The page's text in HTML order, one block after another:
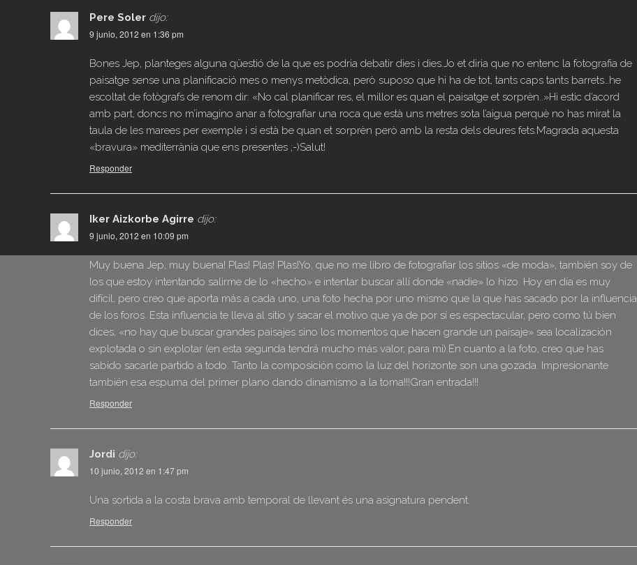
Pere Soler dijo:
9 junio, 2012 en 1:36 pm
Bones Jep, planteges alguna qüestió de la que es podria debatir dies i dies.Jo et diria que no entenc la fotografia de
paisatge sense una planificació mes o menys metòdica, però suposo que hi ha de tot, tants caps tants barrets…he
escoltat de fotògrafs de renom dir: «No cal planificar res, el millor es quan el paisatge et sorprèn..»Hi estic d’acord
amb part, doncs no m’imagino anar a fotografiar una roca que està uns metres sota l’aigua perquè no has mirat la
taula de les marees per exemple i si està be quan et sorprèn però amb la resta dels deures fets.M’agrada aquesta
«bravura» mediterrània que ens presentes ;-)Salut!
Responder
Iker Aizkorbe Agirre dijo:
9 junio, 2012 en 10:09 pm
Muy buena Jep, muy buena! Plas! Plas! Plas!Yo, que no me libro de fotografiar los sitios «de moda», también soy de
los que estoy intentando salirme de lo «hecho» e intentar buscar allí donde «nadie» lo hizo. Hoy en día es muy
difícil, pero creo que aporta más a cada uno, una foto hecha por uno mismo que la que has sacado por la influencia
de los foros. Esta influencia te lleva al sitio y sacar el motivo que ya de por sí es espectacular, pero como tú bien
dices, «no hay que buscar grandes paisajes sino los momentos que hacen grande un paisaje» sea localización
explotada o sin explotar (en esta segunda tendrá mucho más valor, para mi).En cuanto a la foto, creo que has
sabido sacarle partido a todo. Tanto la composición como la luz del horizonte son una gozada. Impresionante
también esa espuma del primer plano dando dinamismo a la toma!!!Gran entrada!!!
Responder
Jordi dijo:
10 junio, 2012 en 1:47 pm
Una sortida a la costa brava amb temporal de llevant és una asignatura pendent.
Responder